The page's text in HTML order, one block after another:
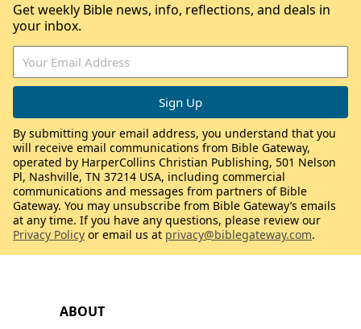
ABOUT
Get weekly Bible news, info, reflections, and deals in
your inbox.
By submitting your email address, you understand that you
will receive email communications from Bible Gateway,
operated by HarperCollins Christian Publishing, 501 Nelson
Pl, Nashville, TN 37214 USA, including commercial
communications and messages from partners of Bible
Gateway. You may unsubscribe from Bible Gateway’s emails
at any time. If you have any questions, please review our
Privacy Policy or email us at privacy@biblegateway.com.